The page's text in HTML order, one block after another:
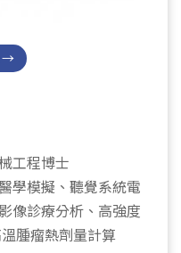
→
工程博士
學模擬、聽覺系統電
像診療分析、高強度
腫瘤熱劑量計算